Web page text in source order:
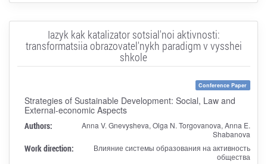
Iazyk kak katalizator sotsial'noi aktivnosti:
transformatsiia obrazovatel'nykh paradigm v vysshei
shkole
Conference Paper
Strategies of Sustainable Development: Social, Law and
External-economic Aspects
Authors:
Anna V. Gnevysheva, Olga N. Torgovanova, Anna E.
Shabanova
Work direction:
Влияние системы образования на активность
общества